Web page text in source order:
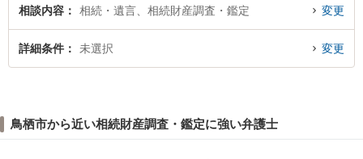
相談内容 相続・遺言、相続財産調査・鑑定 変更
詳細条件 未選択 変更
鳥栖市から近い相続財産調査・鑑定に強い弁護士